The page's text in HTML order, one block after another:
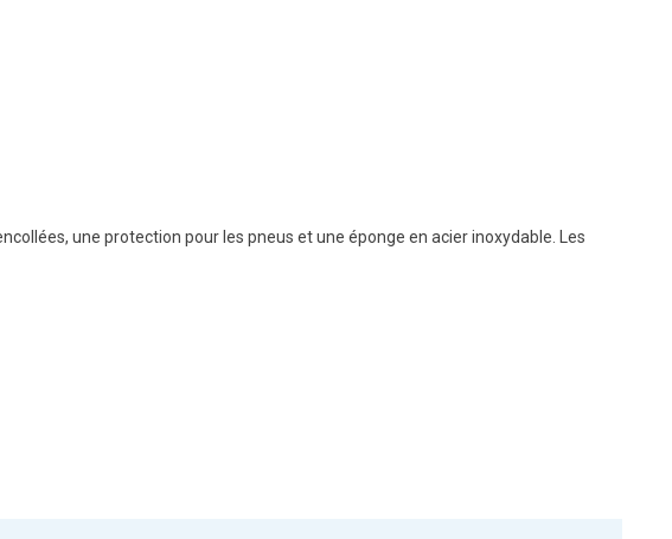
une protection pour les pneus et une éponge en acier inoxydable. Les